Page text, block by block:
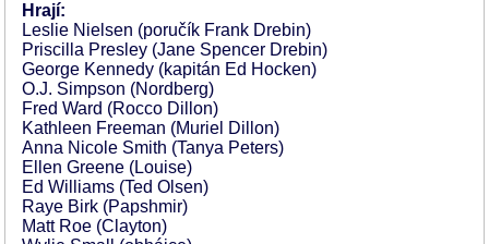
Hrají:
Leslie Nielsen (poručík Frank Drebin)
Priscilla Presley (Jane Spencer Drebin)
George Kennedy (kapitán Ed Hocken)
O.J. Simpson (Nordberg)
Fred Ward (Rocco Dillon)
Kathleen Freeman (Muriel Dillon)
Anna Nicole Smith (Tanya Peters)
Ellen Greene (Louise)
Ed Williams (Ted Olsen)
Raye Birk (Papshmir)
Matt Roe (Clayton)